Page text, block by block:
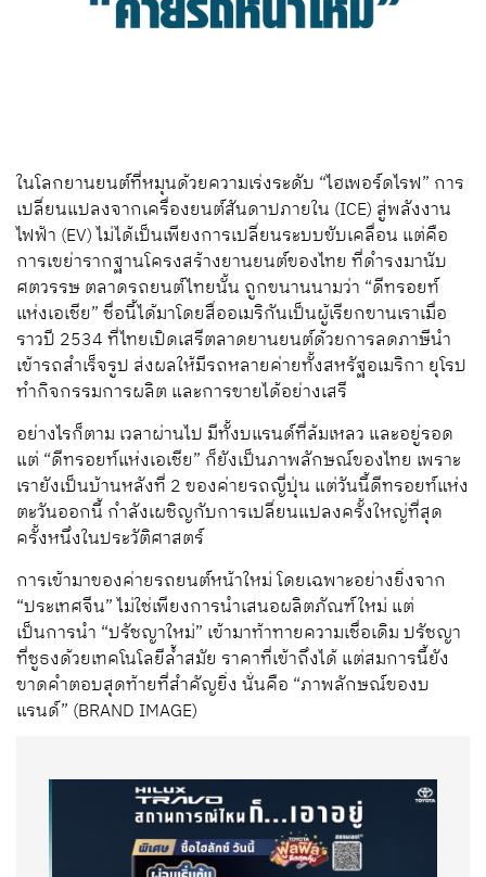
ในโลกยานยนต์ที่หมุนด้วยความเร่งระดับ “ไฮเพอร์ดไรฟ” การ
เปลี่ยนแปลงจากเครื่องยนต์สันดาปภายใน (ICE) สู่พลังงาน
ไฟฟ้า (EV) ไม่ได้เป็นเพียงการเปลี่ยนระบบขับเคลื่อน แต่คือ
การเขย่ารากฐานโครงสร้างยานยนต์ของไทย ที่ดำรงมานับ
ศตวรรษ ตลาดรถยนต์ไทยนั้น ถูกขนานนามว่า “ดีทรอยท์
แห่งเอเชีย” ชื่อนี้ได้มาโดยสื่ออเมริกันเป็นผู้เรียกขานเราเมื่อ
ราวปี 2534 ที่ไทยเปิดเสรีตลาดยานยนต์ด้วยการลดภาษีนำ
เข้ารถสำเร็จรูป ส่งผลให้มีรถหลายค่ายทั้งสหรัฐอเมริกา ยุโรป
ทำกิจกรรมการผลิต และการขายได้อย่างเสรี
อย่างไรก็ตาม เวลาผ่านไป มีทั้งบแรนด์ที่ล้มเหลว และอยู่รอด
แต่ “ดีทรอยท์แห่งเอเชีย” ก็ยังเป็นภาพลักษณ์ของไทย เพราะ
เรายังเป็นบ้านหลังที่ 2 ของค่ายรถญี่ปุ่น แต่วันนี้ดีทรอยท์แห่ง
ตะวันออกนี้ กำลังเผชิญกับการเปลี่ยนแปลงครั้งใหญ่ที่สุด
ครั้งหนึ่งในประวัติศาสตร์
การเข้ามาของค่ายรถยนต์หน้าใหม่ โดยเฉพาะอย่างยิ่งจาก
“ประเทศจีน” ไม่ใช่เพียงการนำเสนอผลิตภัณฑ์ใหม่ แต่
เป็นการนำ “ปรัชญาใหม่” เข้ามาท้าทายความเชื่อเดิม ปรัชญา
ที่ชูธงด้วยเทคโนโลยีล้ำสมัย ราคาที่เข้าถึงได้ แต่สมการนี้ยัง
ขาดคำตอบสุดท้ายที่สำคัญยิ่ง นั่นคือ “ภาพลักษณ์ของบ
แรนด์” (BRAND IMAGE)